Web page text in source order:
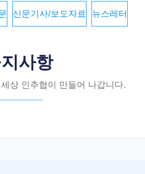
신문기사/보도자료 뉴스레터
사항
상 인추협이 만들어 나갑니다.